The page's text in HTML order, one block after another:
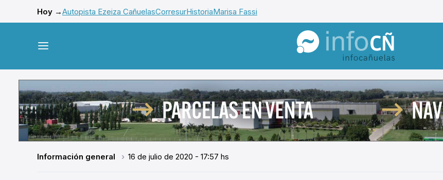
Hoy →Autopista Ezeiza CañuelasCorresurHistoriaMarisa Fassi
InfoCañuelas
Información general 16 de julio de 2020 - 17:57 hs